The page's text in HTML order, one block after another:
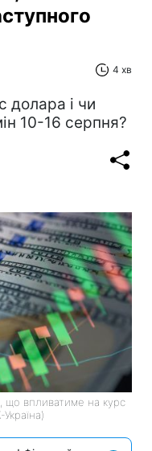
4 хв
долара і чи
10-16 серпня?
що впливатиме на курс